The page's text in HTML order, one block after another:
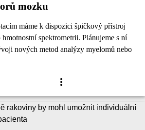
mozku
máme k dispozici špičkový přístroj
spektrometrii. Plánujeme s ní
nových metod analýzy myelomů nebo